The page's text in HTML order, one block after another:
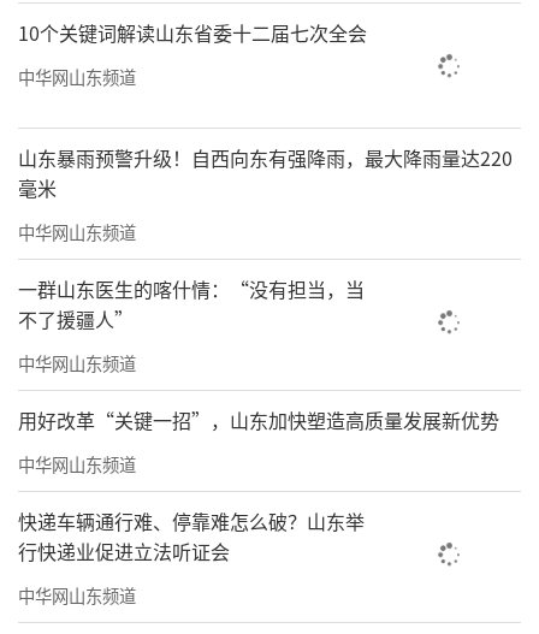
10个关键词解读山东省委十二届七次全会
中华网山东频道
山东暴雨预警升级！自西向东有强降雨，最大降雨量达220
毫米
中华网山东频道
一群山东医生的喀什情：“没有担当，当
不了援疆人”
中华网山东频道
用好改革“关键一招”，山东加快塑造高质量发展新优势
中华网山东频道
快递车辆通行难、停靠难怎么破？山东举
行快递业促进立法听证会
中华网山东频道